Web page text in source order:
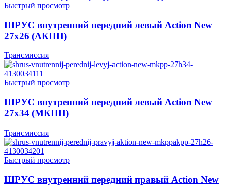
Быстрый просмотр
ШРУС внутренний передний левый Action New
27х26 (АКПП)
Трансмиссия
Быстрый просмотр
ШРУС внутренний передний левый Action New
27х34 (МКПП)
Трансмиссия
Быстрый просмотр
ШРУС внутренний передний правый Action New